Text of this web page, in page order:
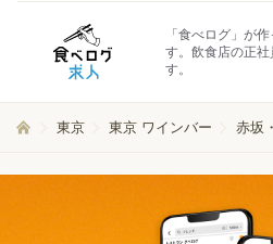
「食べログ」が
す。飲食店の正
す。
東京 東京 ワインバー 赤坂